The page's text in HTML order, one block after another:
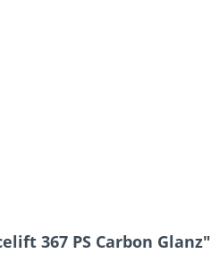
367 PS Carbon Glanz"